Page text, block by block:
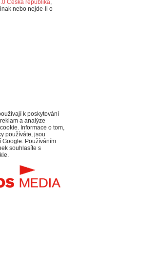
Česká republika,
nebo nejde-li o
k poskytování
a analýze
Informace o tom,
používáte, jsou
Google. Používáním
souhlasíte s